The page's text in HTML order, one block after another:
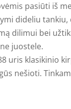
pasiūti iš
dideliu
dilimui bei
juostele.
uris klasikinio
nešioti.